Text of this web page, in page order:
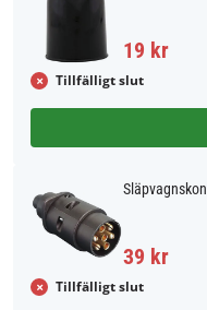
19 kr
Tillfälligt slut
39 kr
Tillfälligt slut